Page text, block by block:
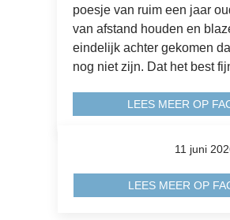
poesje van ruim een jaar
van afstand houden en
eindelijk achter gekomen
nog niet zijn. Dat het best
LEES MEER OP
11 juni
LEES MEER OP